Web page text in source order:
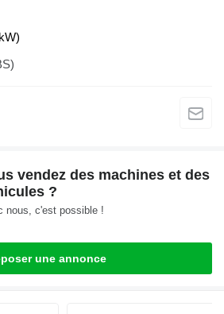
vendez des machines et des
?
nous, c'est possible !
une annonce